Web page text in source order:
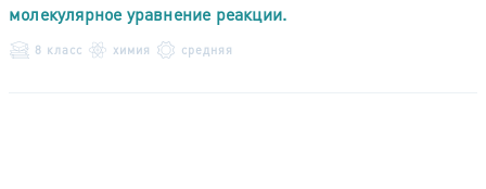
молекулярное уравнение реакции.
8 класс химия средняя